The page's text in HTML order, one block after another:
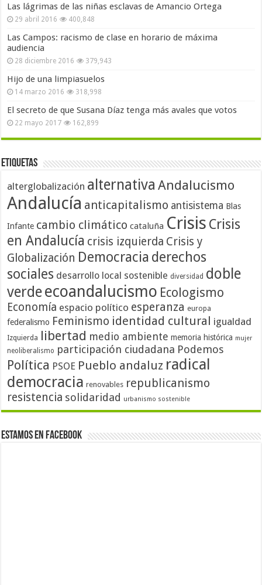
Las lágrimas de las niñas esclavas de Amancio Ortega
29 abril 2016 400,848
Las Campos: racismo de clase en horario de máxima
audiencia
28 diciembre 2016 379,943
Hijo de una limpiasuelos
14 marzo 2016 318,998
El secreto de que Susana Díaz tenga más avales que votos
22 mayo 2017 162,899
Etiquetas
alterglobalización alternativa Andalucismo
Andalucía anticapitalismo antisistema Blas
Infante cambio climático cataluña Crisis Crisis
en Andalucía crisis izquierda Crisis y
Globalización Democracia derechos
sociales desarrollo local sostenible diversidad doble
verdeecoandalucismo Ecologismo
Economía espacio político esperanza europa
federalismo Feminismo identidad cultural igualdad
Izquierda libertad medio ambiente memoria histórica mujer
neoliberalismo participación ciudadana Podemos
Política PSOE Pueblo andaluz radical
democracia renovables republicanismo
resistencia solidaridad urbanismo sostenible
Estamos en Facebook